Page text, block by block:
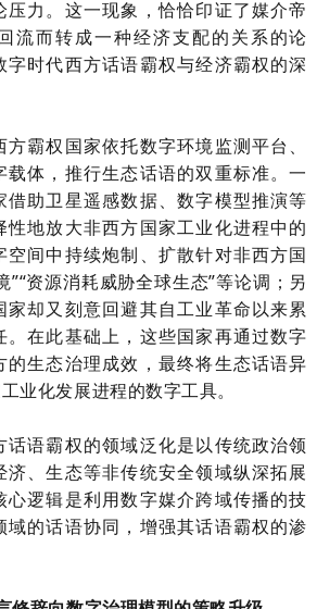
力。这一现象，恰恰印证了媒介帝
流而转成一种经济支配的关系的论
时代西方话语霸权与经济霸权的深
霸权国家依托数字环境监测平台、
载体，推行生态话语的双重标准。一
借助卫星遥感数据、数字模型推演等
地放大非西方国家工业化进程中的
间中持续炮制、扩散针对非西方国
”“资源消耗威胁全球生态”等论调；另
却又刻意回避其自工业革命以来累
。在此基础上，这些国家再通过数字
的生态治理成效，最终将生态话语异
业化发展进程的数字工具。
语霸权的领域泛化是以传统政治领
、生态等非传统安全领域纵深拓展
心逻辑是利用数字媒介跨域传播的技
域的话语协同，增强其话语霸权的渗